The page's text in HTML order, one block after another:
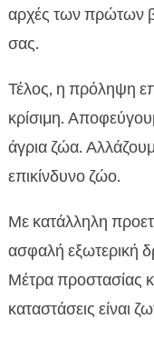
αρχές των πρώτων
σας.
Τέλος, η πρόληψη
κρίσιμη.
άγρια ζώα.
επικίνδυνο ζώο.
Με κατάλληλη
ασφαλή εξωτερική
Μέτρα προστασίας
καταστάσεις είναι